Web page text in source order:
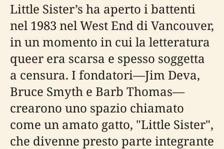
Little Sister’s ha aperto i battenti
nel 1983 nel West End di Vancouver,
in un momento in cui la letteratura
queer era scarsa e spesso soggetta
a censura. I fondatori—Jim Deva,
Bruce Smyth e Barb Thomas—
crearono uno spazio chiamato
come un amato gatto, "Little Sister",
che divenne presto parte integrante